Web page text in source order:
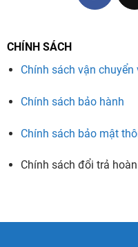
Xem thêm:
Máy hàn bấm
CHÍNH SÁCH
Chính sách vận chuyển
Chính sách bảo hành
Chính sách bảo mật
Chính sách đổi trả